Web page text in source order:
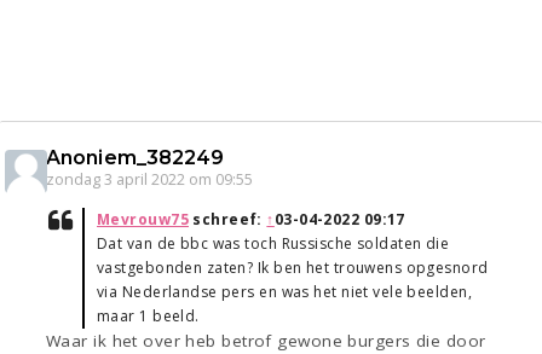
Anoniem_382249
zondag 3 april 2022 om 09:55
Mevrouw75schreef: ↑03-04-2022 09:17
Dat van de bbc was toch Russische soldaten die
vastgebonden zaten? Ik ben het trouwens opgesnord
via Nederlandse pers en was het niet vele beelden,
maar 1 beeld.
Waar ik het over heb betrof gewone burgers die door